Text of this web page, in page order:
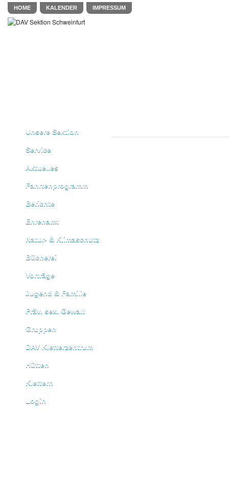
HOME KALENDER IMPRESSUM
Unsere Sektion
Service
Aktuelles
Fahrtenprogramm
Berichte
Ehrenamt
Natur- & Klimaschutz
Bücherei
Vorträge
Jugend & Familie
Präv. sex. Gewalt
Gruppen
DAV Kletterzentrum
Hütten
Klettern
Login